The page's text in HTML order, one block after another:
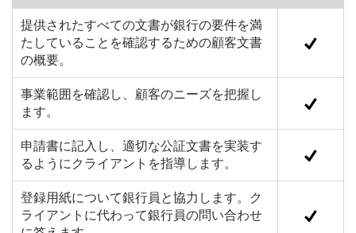
提供されたすべての文書が銀行の要件を満
たしていることを確認するための顧客文書
の概要。
事業範囲を確認し、顧客のニーズを把握し
ます。
申請書に記入し、適切な公証文書を実装す
るようにクライアントを指導します。
登録用紙について銀行員と協力します。ク
ライアントに代わって銀行員の問い合わせ